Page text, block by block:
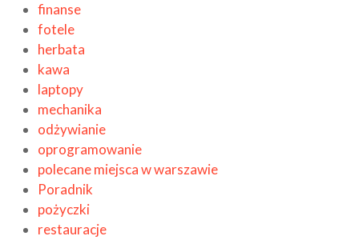
finanse
fotele
herbata
kawa
laptopy
mechanika
odżywianie
oprogramowanie
polecane miejsca w warszawie
Poradnik
pożyczki
restauracje